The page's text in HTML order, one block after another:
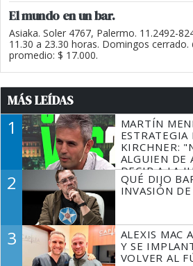
El mundo en un bar.
Asiaka. Soler 4767, Palermo. 11.2492-
11.30 a 23.30 horas. Domingos cerrado.
promedio: $ 17.000.
MÁS LEÍDAS
1
MARTÍN
KIRCHNER:
ALGUIEN DE
DECIR A LA
TIENE QUE
2
QUÉ DIJO
INVASIÓN
3
ALEXIS MAC
Y SE
VOLVER AL